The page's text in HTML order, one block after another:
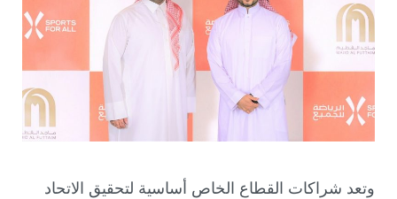
وتعد شراكات القطاع الخاص أساسية لتحقيق الاتحاد